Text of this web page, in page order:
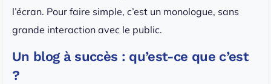
l’écran. Pour faire simple, c’est un monologue, sans
grande interaction avec le public.
Un blog à succès : qu’est-ce que c’est
?